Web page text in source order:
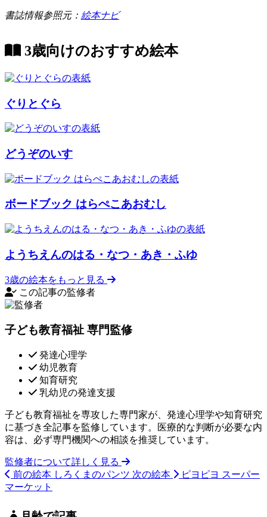
書誌情報参照元： 絵本ナビ
3歳向けのおすすめ絵本
ぐりとぐら
どうぞのいす
ボードブック はらぺこあおむし
ようちえんのはる・なつ・あき・ふゆ
3歳の絵本をもっと見る
この記事の監修者
子ども教育福祉 専門監修
発達心理学
幼児教育
知育研究
乳幼児の発達支援
子ども教育福祉を専攻した専門家が、発達心理学や知育研究
に基づき全記事を監修しています。医療的な判断が必要な内
容は、必ず専門機関への相談を推奨しています。
監修者について詳しく見る
前の絵本 しろくまのパンツ 次の絵本
ピヨピヨ スーパー
マーケット